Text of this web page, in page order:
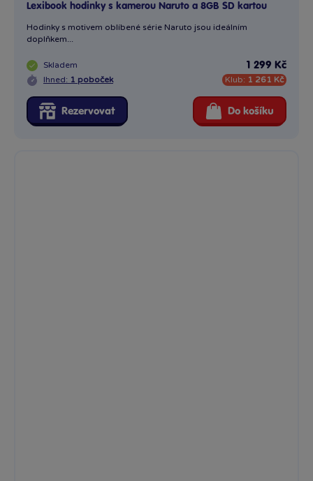
Lexibook hodinky s kamerou Naruto a 8GB SD kartou
Hodinky s motivem oblíbené série Naruto jsou ideálním
doplňkem...
Skladem
Ihned: 1 poboček
1 299 Kč
Klub: 1 261 Kč
Rezervovat Do košíku